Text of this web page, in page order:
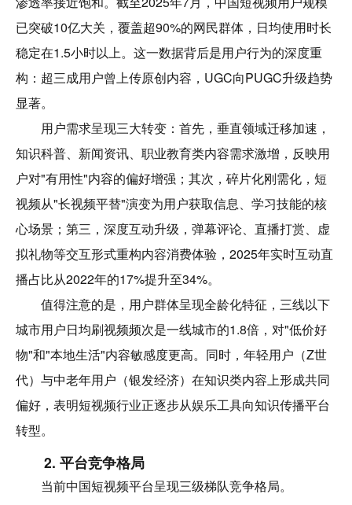
已突破10亿大关，覆盖超90%的网民群体，日均使用时长
稳定在1.5小时以上。这一数据背后是用户行为的深度重
构：超三成用户曾上传原创内容，UGC向PUGC升级趋势
显著。
用户需求呈现三大转变：首先，垂直领域迁移加速，
知识科普、新闻资讯、职业教育类内容需求激增，反映用
户对"有用性"内容的偏好增强；其次，碎片化刚需化，短
视频从"长视频平替"演变为用户获取信息、学习技能的核
心场景；第三，深度互动升级，弹幕评论、直播打赏、虚
拟礼物等交互形式重构内容消费体验，2025年实时互动直
播占比从2022年的17%提升至34%。
值得注意的是，用户群体呈现全龄化特征，三线以下
城市用户日均刷视频频次是一线城市的1.8倍，对"低价好
物"和"本地生活"内容敏感度更高。同时，年轻用户（Z世
代）与中老年用户（银发经济）在知识类内容上形成共同
偏好，表明短视频行业正逐步从娱乐工具向知识传播平台
转型。
2. 平台竞争格局
当前中国短视频平台呈现三级梯队竞争格局。